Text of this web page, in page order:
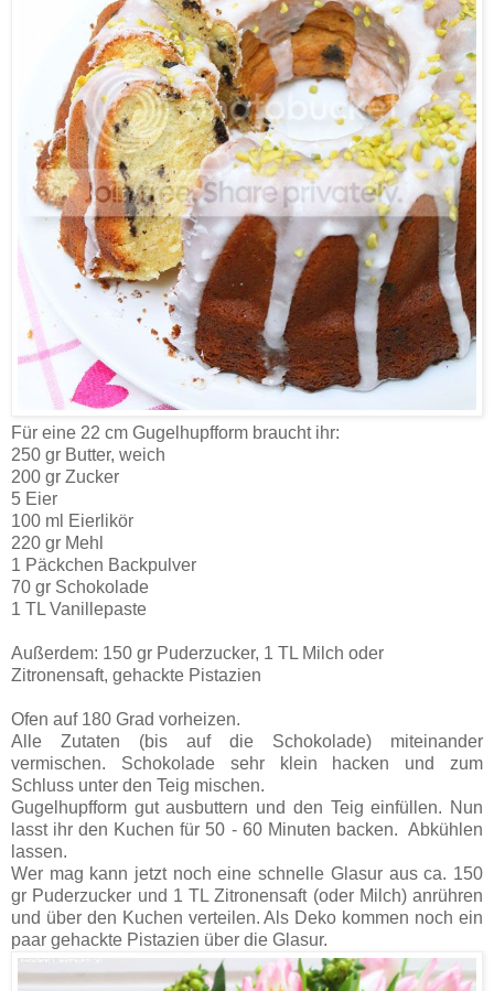
Für eine 22 cm Gugelhupfform braucht ihr:
250 gr Butter, weich
200 gr Zucker
5 Eier
100 ml Eierlikör
220 gr Mehl
1 Päckchen Backpulver
70 gr Schokolade
1 TL Vanillepaste
Außerdem: 150 gr Puderzucker, 1 TL Milch oder
Zitronensaft, gehackte Pistazien
Ofen auf 180 Grad vorheizen.
Alle Zutaten (bis auf die Schokolade) miteinander
vermischen. Schokolade sehr klein hacken und zum
Schluss unter den Teig mischen.
Gugelhupfform gut ausbuttern und den Teig einfüllen. Nun
lasst ihr den Kuchen für 50 - 60 Minuten backen. Abkühlen
lassen.
Wer mag kann jetzt noch eine schnelle Glasur aus ca. 150
gr Puderzucker und 1 TL Zitronensaft (oder Milch) anrühren
und über den Kuchen verteilen. Als Deko kommen noch ein
paar gehackte Pistazien über die Glasur.